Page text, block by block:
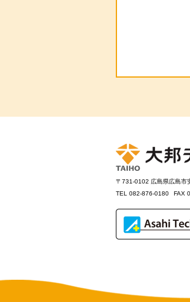
〒731-0102 広島県広島市
TEL 082-876-0180
FAX